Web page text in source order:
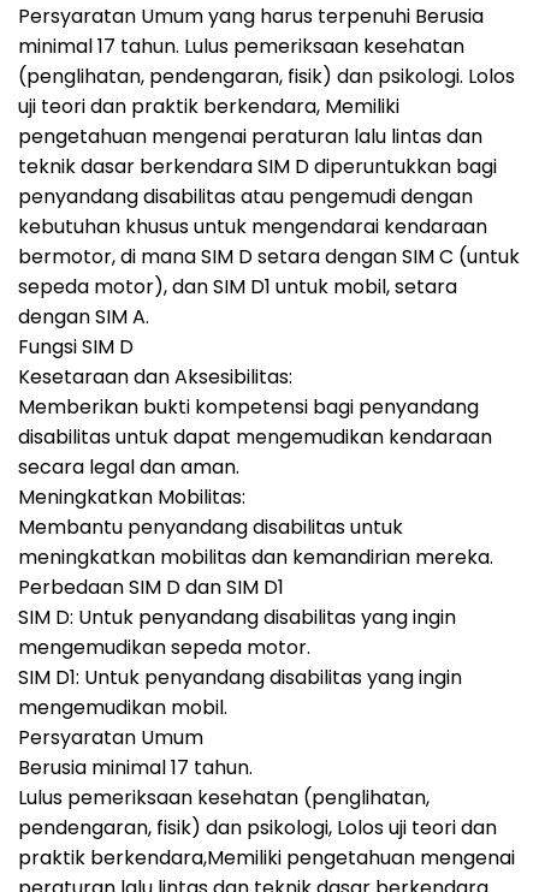
Persyaratan Umum yang harus terpenuhi Berusia
minimal 17 tahun. Lulus pemeriksaan kesehatan
(penglihatan, pendengaran, fisik) dan psikologi. Lolos
uji teori dan praktik berkendara, Memiliki
pengetahuan mengenai peraturan lalu lintas dan
teknik dasar berkendara SIM D diperuntukkan bagi
penyandang disabilitas atau pengemudi dengan
kebutuhan khusus untuk mengendarai kendaraan
bermotor, di mana SIM D setara dengan SIM C (untuk
sepeda motor), dan SIM D1 untuk mobil, setara
dengan SIM A.
Fungsi SIM D
Kesetaraan dan Aksesibilitas:
Memberikan bukti kompetensi bagi penyandang
disabilitas untuk dapat mengemudikan kendaraan
secara legal dan aman.
Meningkatkan Mobilitas:
Membantu penyandang disabilitas untuk
meningkatkan mobilitas dan kemandirian mereka.
Perbedaan SIM D dan SIM D1
SIM D: Untuk penyandang disabilitas yang ingin
mengemudikan sepeda motor.
SIM D1: Untuk penyandang disabilitas yang ingin
mengemudikan mobil.
Persyaratan Umum
Berusia minimal 17 tahun.
Lulus pemeriksaan kesehatan (penglihatan,
pendengaran, fisik) dan psikologi, Lolos uji teori dan
praktik berkendara,Memiliki pengetahuan mengenai